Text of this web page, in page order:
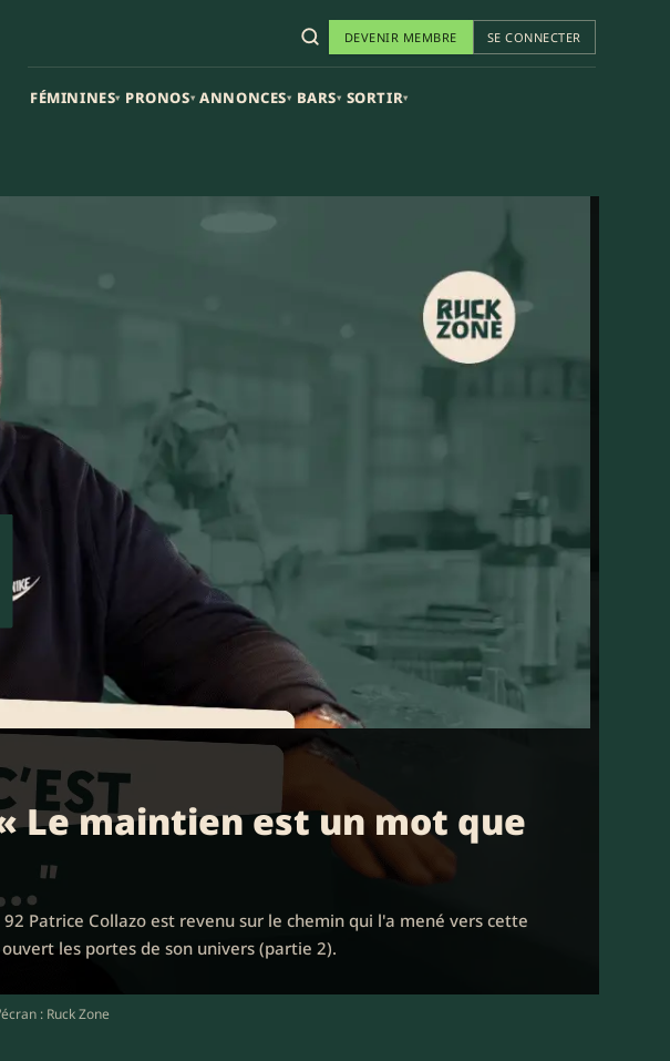
DEVENIR MEMBRE SE CONNECTER
FÉMININES▾ PRONOS▾ ANNONCES▾ BARS▾ SORTIR▾
Le maintien est un mot que
Patrice Collazo est revenu sur le chemin qui l'a mené vers cette
les portes de son univers (partie 2).
: Ruck Zone